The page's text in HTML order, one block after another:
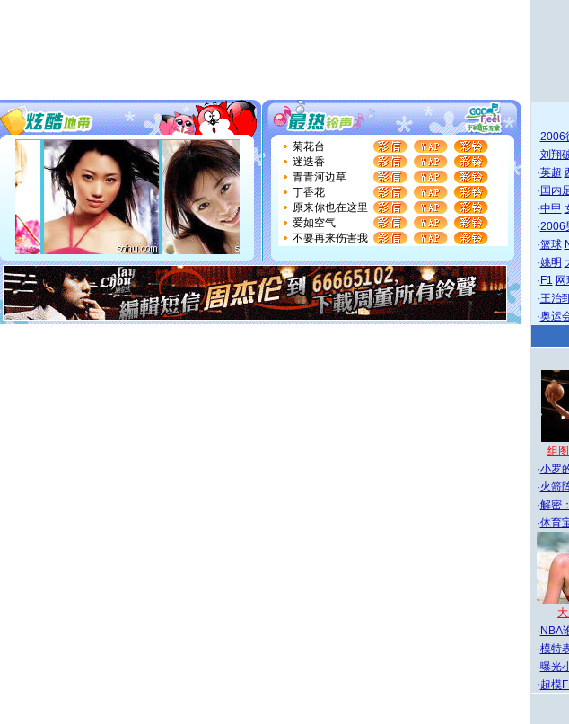
你太多，只有给你五千万：千万快乐！千万要健康！千万
要平安！千万要知足！千万不要忘记我！
[圣诞节]
不只这样的日子才会想起你,而是这样的日子才
能正大光明地骚扰你,告诉你,圣诞要快乐!新年要快乐!天天
都要快乐噢!
[圣诞节]
奉上一颗祝福的心,在这个特别的日子里,愿幸福,
如意,快乐,鲜花,一切美好的祝愿与你同在.圣诞快乐!
[元旦]
看到你我会触电；看不到你我要充电；没有你我会
断电。爱你是我职业，想你是我事业，抱你是我特长，吻
你是我专业！水晶之恋祝你新年快乐
[元旦]如果上天让我许三个愿望，一是今生今世和你在一
起；二是再生再世和你在一起；三是三生三世和你不再分
离。水晶之恋祝你新年快乐
[元旦]当我狠下心扭头离去那一刻，你在我身后无助地哭
泣，这痛楚让我明白我多么爱你。我转身抱住你：这猪不
菊花台
迷迭香
青青河边草
丁香花
原来你也在这里
爱如空气
不要再来伤害我
·2006
·刘翔
·英超
· 国内
·中甲
·2006
·篮球
·姚明
· F1 网
·王治
·奥运
组
·小罗
·火箭
·解密
·体育
· NBA
·模特
·曝光
·超模